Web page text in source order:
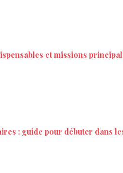
et missions
: guide pour débuter dans